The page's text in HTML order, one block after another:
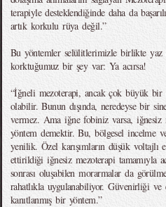
terapiyle desteklendiğinde daha da
artık korkulu rüya değil.”
Bu yöntemler selülitlerimizle birlikte
korktuğumuz bir şey var: Ya acırsa!
“İğneli mezoterapi, ancak çok büyük
olabilir. Bunun dışında, neredeyse bir
vermez. Ama iğne fobiniz varsa,
yöntem demektir. Bu, bölgesel incelme
yenilik. Özel karışımların düşük voltajlı
ettirildiği iğnesiz mezoterapi tamamıyla
sonrası oluşabilen morarmalar da
rahatlıkla uygulanabiliyor. Güvenirliği
kanıtlanmış bir yöntem.”